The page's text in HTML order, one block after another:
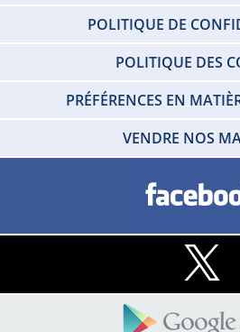
POLITIQUE DE
POLITIQUE DES
PRÉFÉRENCES EN
VENDRE NOS